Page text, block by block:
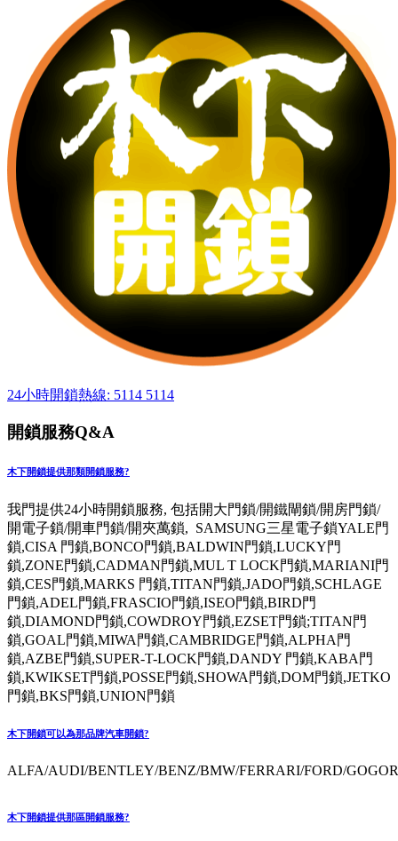
24小時開鎖熱線: 5114 5114
開鎖服務Q&A
木下開鎖提供那類開鎖服務?
我門提供24小時開鎖服務, 包括開大門鎖/開鐵閘鎖/開房門鎖/
開電子鎖/開車門鎖/開夾萬鎖, SAMSUNG三星電子鎖YALE門
鎖,CISA 門鎖,BONCO門鎖,BALDWIN門鎖,LUCKY門
鎖,ZONE門鎖,CADMAN門鎖,MUL T LOCK門鎖,MARIANI門
鎖,CES門鎖,MARKS 門鎖,TITAN門鎖,JADO門鎖,SCHLAGE
門鎖,ADEL門鎖,FRASCIO門鎖,ISEO門鎖,BIRD門
鎖,DIAMOND門鎖,COWDROY門鎖,EZSET門鎖;TITAN門
鎖,GOAL門鎖,MIWA門鎖,CAMBRIDGE門鎖,ALPHA門
鎖,AZBE門鎖,SUPER-T-LOCK門鎖,DANDY 門鎖,KABA門
鎖,KWIKSET門鎖,POSSE門鎖,SHOWA門鎖,DOM門鎖,JETKO
門鎖,BKS門鎖,UNION門鎖
木下開鎖可以為那品牌汽車開鎖?
ALFA/AUDI/BENTLEY/BENZ/BMW/FERRARI/FORD/
木下開鎖提供那區開鎖服務?